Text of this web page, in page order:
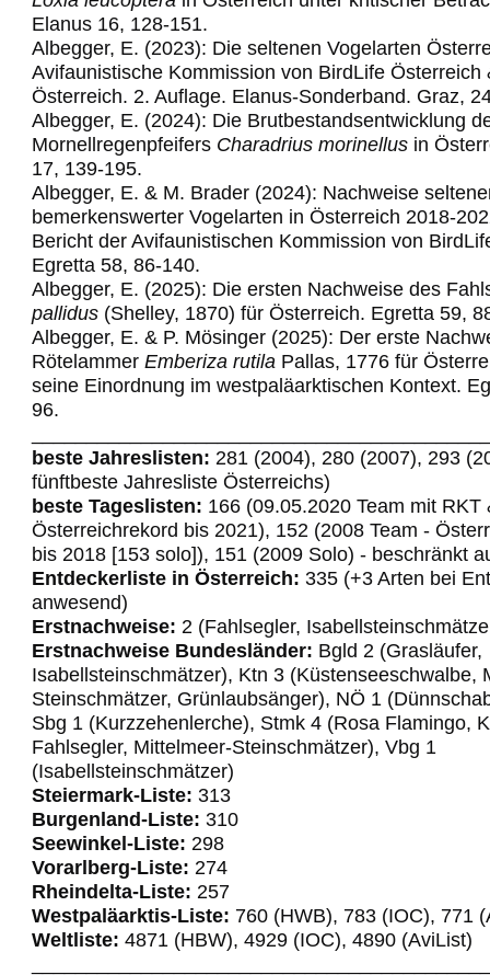
Elanus 16, 128-151.
Albegger, E. (2023): Die seltenen Vogelarten
Avifaunistische Kommission von BirdLife Österreich
Österreich. 2. Auflage. Elanus-Sonderband. Graz,
Albegger, E. (2024): Die Brutbestandsentwicklung
Mornellregenpfeifers Charadrius morinellus in
17, 139-195.
Albegger, E. & M. Brader (2024): Nachweise
bemerkenswerter Vogelarten in Österreich 2018-
Bericht der Avifaunistischen Kommission von
Egretta 58, 86-140.
Albegger, E. (2025): Die ersten Nachweise des
pallidus (Shelley, 1870) für Österreich. Egretta 59,
Albegger, E. & P. Mösinger (2025): Der erste
Rötelammer Emberiza rutila Pallas, 1776 für
seine Einordnung im westpaläarktischen Kontext.
96.
beste Jahreslisten: 281 (2004), 280 (2007), 293
fünftbeste Jahresliste Österreichs)
beste Tageslisten: 166 (09.05.2020 Team mit RKT
Österreichrekord bis 2021), 152 (2008 Team -
bis 2018 [153 solo]), 151 (2009 Solo) - beschränkt
Entdeckerliste in Österreich: 335 (+3 Arten bei
anwesend)
Erstnachweise: 2 (Fahlsegler,
Erstnachweise Bundesländer: Bgld 2 (Grasläufer,
Isabellsteinschmätzer), Ktn 3 (Küstenseeschwalbe,
Steinschmätzer, Grünlaubsänger), NÖ 1
Sbg 1 (Kurzzehenlerche), Stmk 4 (Rosa Flamingo,
Fahlsegler, Mittelmeer-Steinschmätzer), Vbg 1
(Isabellsteinschmätzer)
Steiermark-Liste: 313
Burgenland-Liste: 310
Seewinkel-Liste: 298
Vorarlberg-Liste: 274
Rheindelta-Liste: 257
Westpaläarktis-Liste: 760 (HWB), 783 (IOC), 771
Weltliste: 4871 (HBW), 4929 (IOC), 4890 (AviList)